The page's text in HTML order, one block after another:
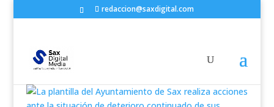
redaccion@saxdigital.com